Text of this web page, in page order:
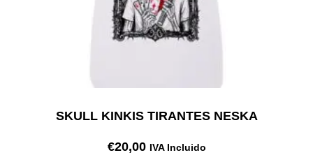
SKULL KINKIS TIRANTES NESKA
€20,00 IVA Incluido